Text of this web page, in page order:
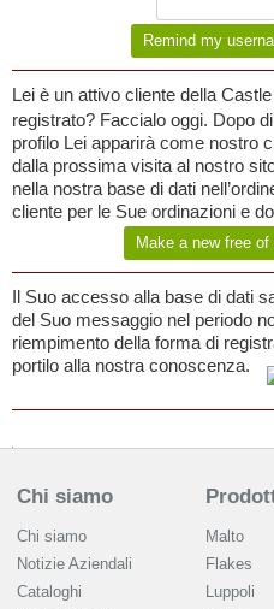
Lei è un attivo cliente della
registrato? Faccialo oggi. Dopo
profilo Lei apparirà come nostro
dalla prossima visita al nostro
nella nostra base di dati
cliente per le Sue ordinazioni e
Il Suo accesso alla base di dati
del Suo messaggio nel periodo
riempimento della forma di
portilo alla nostra conoscenza.
Chi siamo
Chi siamo
Notizie Aziendali
Cataloghi
Malto
Flakes
Luppoli